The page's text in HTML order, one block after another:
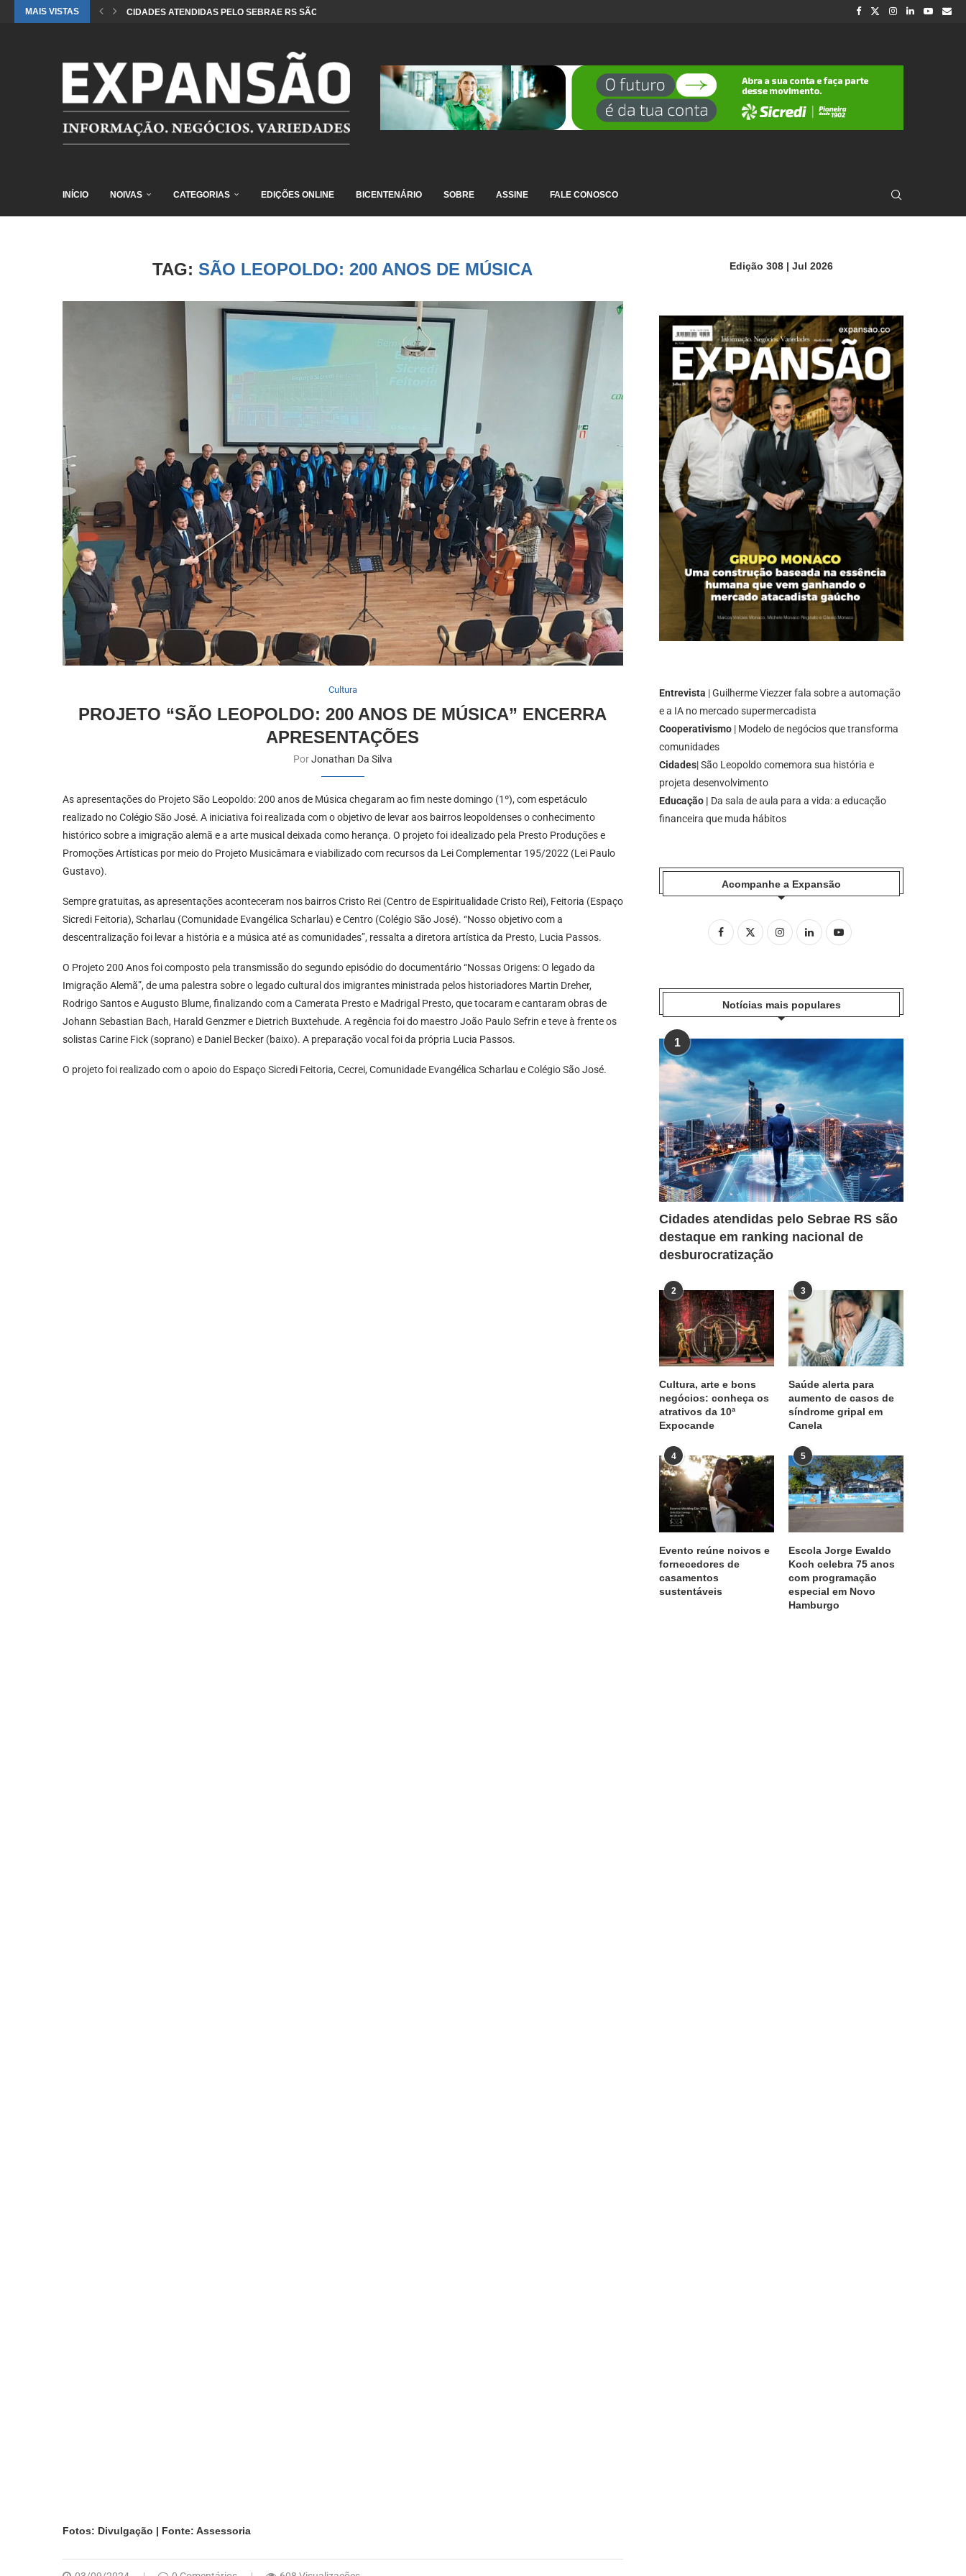
MAIS VISTAS CIDADES ATENDIDAS PELO SEBRAE RS SÃO DESTAQUE EM RANKING NACIONAL...
INÍCIO NOIVAS CATEGORIAS EDIÇÕES ONLINE BICENTENÁRIO SOBRE ASSINE FALE CONOSCO
TAG:SÃO LEOPOLDO: 200 ANOS DE MÚSICA
Cultura
PROJETO “SÃO LEOPOLDO: 200 ANOS DE MÚSICA” ENCERRA
APRESENTAÇÕES
PorJonathan Da Silva
As apresentações do Projeto São Leopoldo: 200 anos de Música chegaram ao fim neste domingo (1º), com espetáculo
realizado no Colégio São José. A iniciativa foi realizada com o objetivo de levar aos bairros leopoldenses o conhecimento
histórico sobre a imigração alemã e a arte musical deixada como herança. O projeto foi idealizado pela Presto Produções e
Promoções Artísticas por meio do Projeto Musicâmara e viabilizado com recursos da Lei Complementar 195/2022 (Lei Paulo
Gustavo).
Sempre gratuitas, as apresentações aconteceram nos bairros Cristo Rei (Centro de Espiritualidade Cristo Rei), Feitoria (Espaço
Sicredi Feitoria), Scharlau (Comunidade Evangélica Scharlau) e Centro (Colégio São José). “Nosso objetivo com a
descentralização foi levar a história e a música até as comunidades”, ressalta a diretora artística da Presto, Lucia Passos.
O Projeto 200 Anos foi composto pela transmissão do segundo episódio do documentário “Nossas Origens: O legado da
Imigração Alemã”, de uma palestra sobre o legado cultural dos imigrantes ministrada pelos historiadores Martin Dreher,
Rodrigo Santos e Augusto Blume, finalizando com a Camerata Presto e Madrigal Presto, que tocaram e cantaram obras de
Johann Sebastian Bach, Harald Genzmer e Dietrich Buxtehude. A regência foi do maestro João Paulo Sefrin e teve à frente os
solistas Carine Fick (soprano) e Daniel Becker (baixo). A preparação vocal foi da própria Lucia Passos.
O projeto foi realizado com o apoio do Espaço Sicredi Feitoria, Cecrei, Comunidade Evangélica Scharlau e Colégio São José.
Fotos: Divulgação | Fonte: Assessoria
Edição 308 | Jul 2026
Entrevista | Guilherme Viezzer fala sobre a automação
e a IA no mercado supermercadista
Cooperativismo | Modelo de negócios que transforma
comunidades
Cidades| São Leopoldo comemora sua história e
projeta desenvolvimento
Educação | Da sala de aula para a vida: a educação
financeira que muda hábitos
Acompanhe a Expansão
Notícias mais populares
1
Cidades atendidas pelo Sebrae RS são
destaque em ranking nacional de
desburocratização
2
Cultura, arte e bons
negócios: conheça os
atrativos da 10ª
Expocande
3
Saúde alerta para
aumento de casos de
síndrome gripal em
Canela
4
Evento reúne noivos e
fornecedores de
casamentos
sustentáveis
5
Escola Jorge Ewaldo
Koch celebra 75 anos
com programação
especial em Novo
Hamburgo